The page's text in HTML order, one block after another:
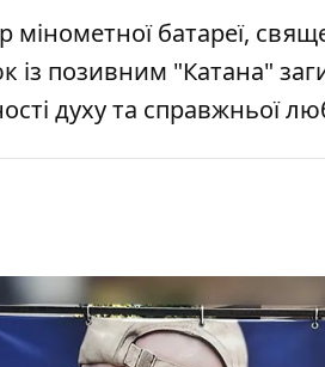
батареї,
позивним "Катана"
духу та справжньої